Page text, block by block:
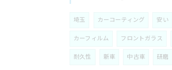
埼玉 カーコーティング 安い
カーフィルム
フロントガラス
耐久性
新車 中古車 研磨